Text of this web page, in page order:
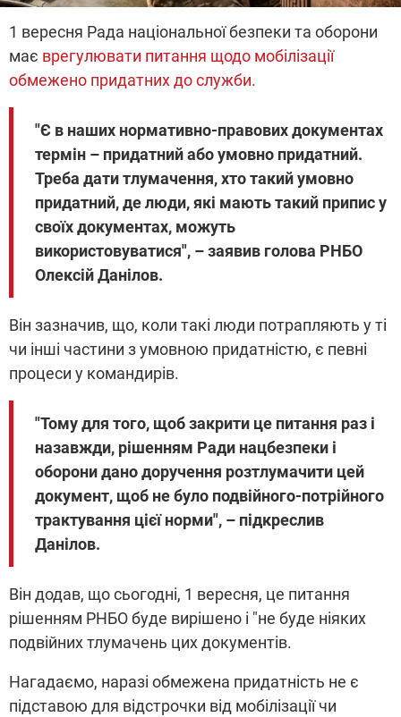
1 вересня Рада національної безпеки та оборони
має врегулювати питання щодо мобілізації
обмежено придатних до служби.
"Є в наших нормативно-правових документах
термін – придатний або умовно придатний.
Треба дати тлумачення, хто такий умовно
придатний, де люди, які мають такий припис у
своїх документах, можуть
використовуватися", – заявив голова РНБО
Олексій Данілов.
Він зазначив, що, коли такі люди потрапляють у ті
чи інші частини з умовною придатністю, є певні
процеси у командирів.
"Тому для того, щоб закрити це питання раз і
назавжди, рішенням Ради нацбезпеки і
оборони дано доручення розтлумачити цей
документ, щоб не було подвійного-потрійного
трактування цієї норми", – підкреслив
Данілов.
Він додав, що сьогодні, 1 вересня, це питання
рішенням РНБО буде вирішено і "не буде ніяких
подвійних тлумачень цих документів.
Нагадаємо, наразі обмежена придатність не є
підставою для відстрочки від мобілізації чи